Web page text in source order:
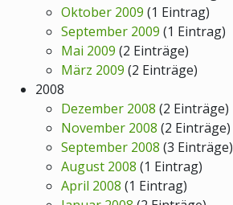
Oktober 2009 (1 Eintrag)
September 2009 (1 Eintrag)
Mai 2009 (2 Einträge)
März 2009 (2 Einträge)
2008
Dezember 2008 (2 Einträge)
November 2008 (2 Einträge)
September 2008 (3 Einträge)
August 2008 (1 Eintrag)
April 2008 (1 Eintrag)